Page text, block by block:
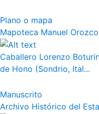
Plano o mapa
Mapoteca Manuel
Caballero Lorenzo
de Hono (Sondrio, Ital...
Manuscrito
Archivo Histórico del